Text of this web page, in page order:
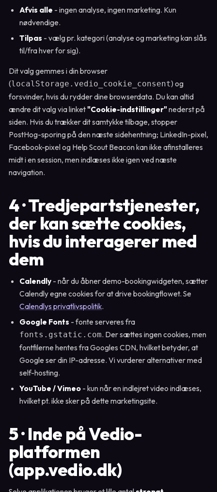
Afvis alle - ingen analyse, ingen marketing. Kun
nødvendige.
Tilpas - vælg pr. kategori (analyse og marketing kan slås
til/fra hver for sig).
Dit valg gemmes i din browser
(localStorage.vedio_cookie_consent) og
forsvinder, hvis du rydder dine browserdata. Du kan altid
ændre dit valg via linket"Cookie-indstillinger"nederst på
siden. Hvis du trækker dit samtykke tilbage, stopper
PostHog-sporing på den næste sidehentning; LinkedIn-pixel,
Facebook-pixel og Help Scout Beacon kan ikke afinstalleres
midt i en session, men indlæses ikke igen ved næste
navigation.
4 · Tredjepartstjenester,
der kan sætte cookies,
hvis du interagerer med
dem
Calendly - når du åbner demo-bookingwidgeten, sætter
Calendly egne cookies for at drive bookingflowet. Se
Calendlys privatlivspolitik.
Google Fonts - fonte serveres fra
fonts.gstatic.com. Der sættes ingen cookies, men
fontfilerne hentes fra Googles CDN, hvilket betyder, at
Google ser din IP-adresse. Vi vurderer alternativer med
self-hosting.
YouTube / Vimeo - kun når en indlejret video indlæses,
hvilket pt. ikke sker på dette marketingsite.
5 · Inde på Vedio-
platformen
(app.vedio.dk)